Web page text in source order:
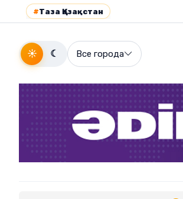
#Таза Қазақстан
☀ ☾ Все города